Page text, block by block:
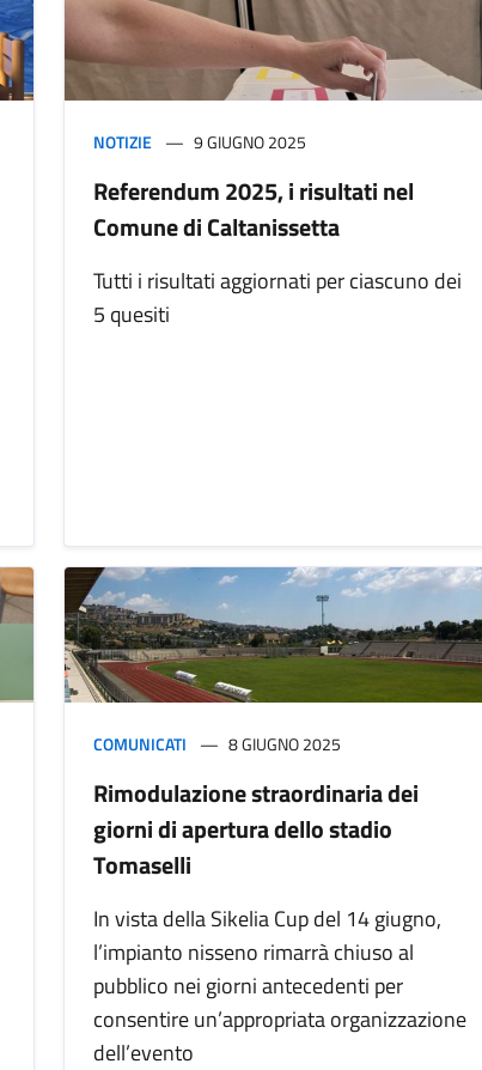
NOTIZIE 9 GIUGNO 2025
Referendum 2025, i risultati nel
Comune di Caltanissetta
Tutti i risultati aggiornati per ciascuno dei
5 quesiti
COMUNICATI 8 GIUGNO 2025
Rimodulazione straordinaria dei
giorni di apertura dello stadio
Tomaselli
In vista della Sikelia Cup del 14 giugno,
l’impianto nisseno rimarrà chiuso al
pubblico nei giorni antecedenti per
consentire un’appropriata organizzazione
dell’evento